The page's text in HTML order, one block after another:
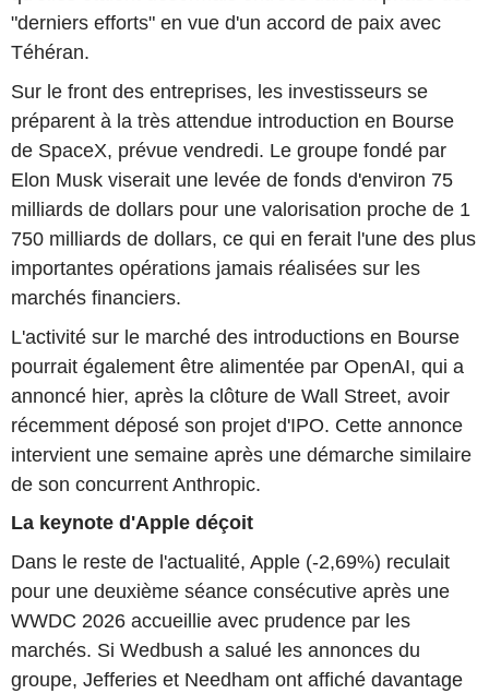
"derniers efforts" en vue d'un accord de paix avec
Téhéran.
Sur le front des entreprises, les investisseurs se
préparent à la très attendue introduction en Bourse
de SpaceX, prévue vendredi. Le groupe fondé par
Elon Musk viserait une levée de fonds d'environ 75
milliards de dollars pour une valorisation proche de 1
750 milliards de dollars, ce qui en ferait l'une des plus
importantes opérations jamais réalisées sur les
marchés financiers.
L'activité sur le marché des introductions en Bourse
pourrait également être alimentée par OpenAI, qui a
annoncé hier, après la clôture de Wall Street, avoir
récemment déposé son projet d'IPO. Cette annonce
intervient une semaine après une démarche similaire
de son concurrent Anthropic.
La keynote d'Apple déçoit
Dans le reste de l'actualité, Apple (-2,69%) reculait
pour une deuxième séance consécutive après une
WWDC 2026 accueillie avec prudence par les
marchés. Si Wedbush a salué les annonces du
groupe, Jefferies et Needham ont affiché davantage